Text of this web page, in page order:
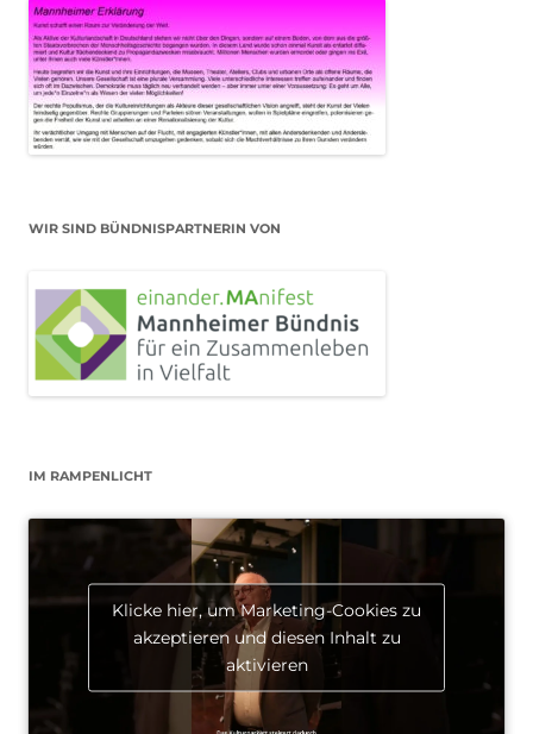
WIR SIND BÜNDNISPARTNERIN VON
IM RAMPENLICHT
Klicke hier, um Marketing-Cookies zu
akzeptieren und diesen Inhalt zu
aktivieren